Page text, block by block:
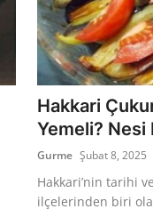
Hakkari
Yemeli? Nesi
Gurme Şubat 8, 2025
Hakkari’nin tarihi
ilçelerinden biri